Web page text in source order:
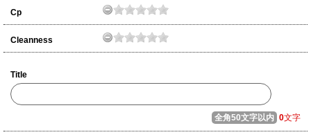
Cp
Cleanness
Title
全角50文字以内 0文字